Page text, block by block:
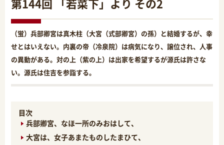
（蛍）兵部卿宮は真木柱（大宮（式部卿宮）の孫）と結婚するが、幸
せとはいえない。内裏の帝（冷泉院）は病気になり、譲位され、人事
の異動がある。対の上（紫の上）は出家を希望するが源氏は許さな
い。源氏は住吉を参詣する。
目次
兵部卿宮、なほ一所のみおはして、
大宮は、女子あまたものしたまひて、